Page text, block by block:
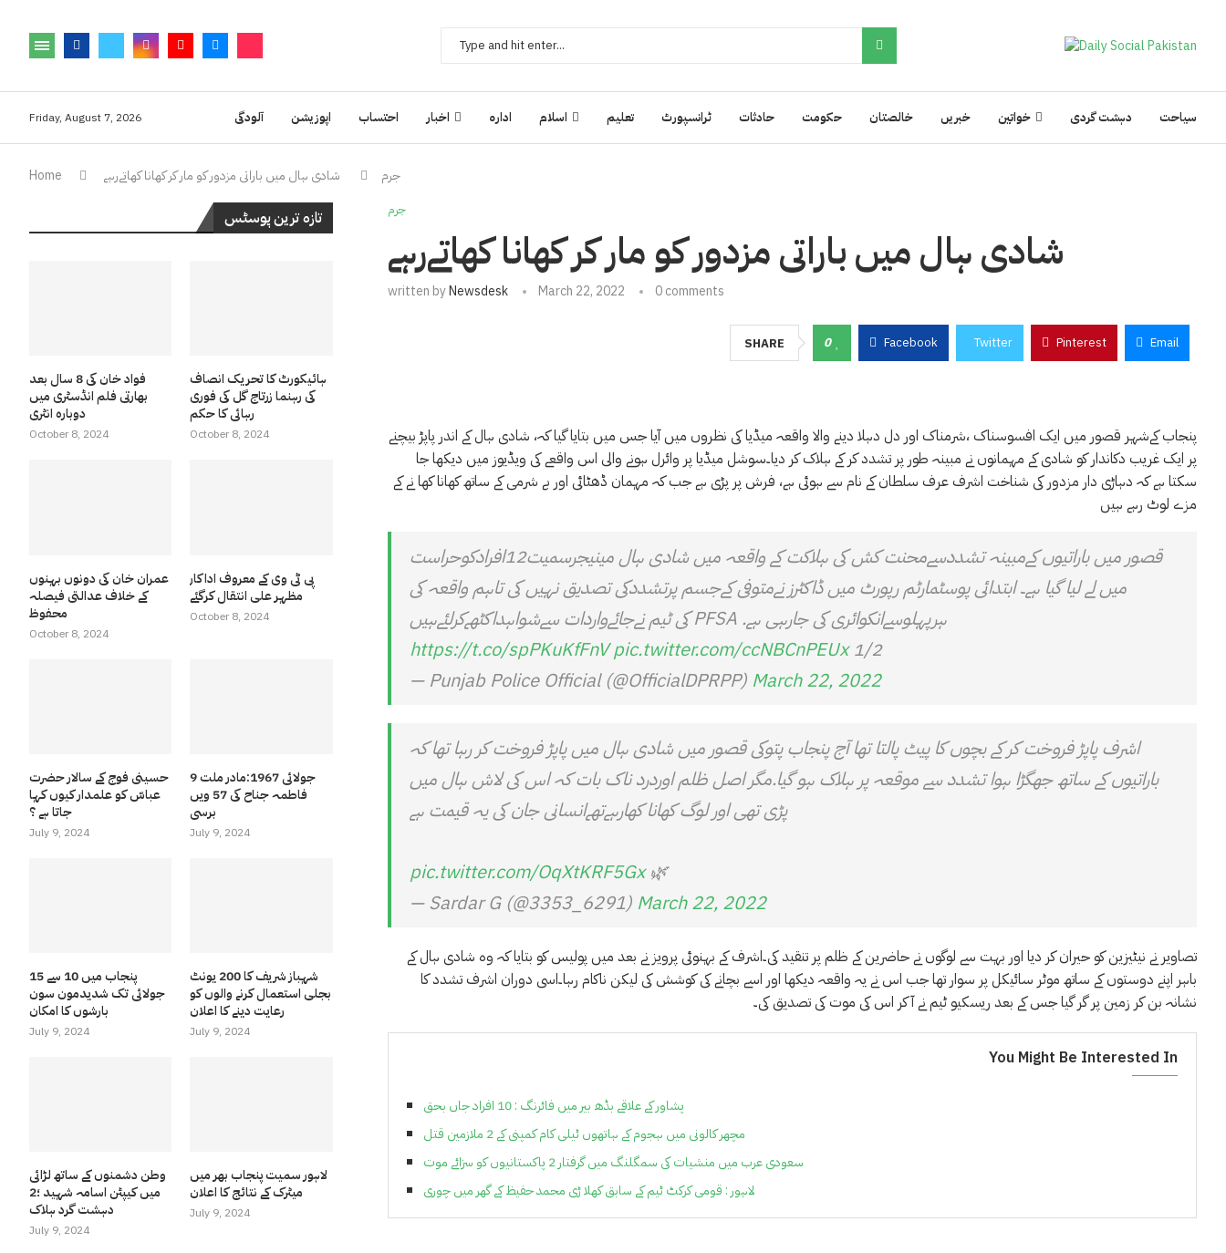
Friday, August 7, 2026 آلودگی اپوزیشن احتساب اخبار ادارہ اسلام تعلیم ٹرانسپورٹ حادثات حکومت خالصتان خبریں خواتین دہشت گردی سیاحت
Home جرم شادی ہال میں باراتی مزدور کو مار کر کھانا کھاتےرہے
جرم
شادی ہال میں باراتی مزدور کو مار کر کھانا کھاتےرہے
written byNewsdesk March 22, 2022 0 comments
SHARE 0 Facebook Twitter Pinterest Email
پنجاب کےشہر قصور میں ایک افسوسناک ،شرمناک اور دل دہلا دینے والا واقعہ میڈیا کی نظروں میں آیا جس میں بتایا گیا کہ، شادی ہال کے اندر پاپڑ بیچنے
پر ایک غریب دکاندار کو شادی کے مہمانوں نے مبینہ طور پر تشدد کر کے ہلاک کر دیا۔سوشل میڈیا پر وائرل ہونے والی اس واقعے کی ویڈیوز میں دیکھا جا
سکتا ہے کہ دہاڑی دار مزدور کی شناخت اشرف عرف سلطان کے نام سے ہوئی ہے، فرش پر پڑی ہے جب کہ مہمان ڈھٹائی اور بے شرمی کے ساتھ کھانا کھا نے کے
مزے لوٹ رہے ہیں
قصور میں باراتیوں کےمبینہ تشددسےمحنت کش کی ہلاکت کے واقعہ میں شادی ہال مینیجرسمیت12افرادکوحراست
میں لے لیا گیا ہے۔ ابتدائی پوسٹمارٹم رپورٹ میں ڈاکٹرز نےمتوفی کےجسم پرتشددکی تصدیق نہیں کی تاہم واقعہ کی
ہرپہلوسےانکوائری کی جارہی ہے. PFSA کی ٹیم نےجائےواردات سےشواہداکٹھےکرلئےہیں
1/2
https://t.co/spPKuKfFnV pic.twitter.com/ccNBCnPEUx
— Punjab Police Official (@OfficialDPRPP) March 22, 2022
اشرف پاپڑ فروخت کر کے بچوں کا پیٹ پالتا تھا آج پنجاب پتوکی قصور میں شادی ہال میں پاپڑ فروخت کر رہا تھا کہ
باراتیوں کے ساتھ جھگڑا ہوا تشدد سے موقعہ پر ہلاک ہو گیا.مگر اصل ظلم اوردرد ناک بات کہ اس کی لاش ہال میں
پڑی تھی اور لوگ کھانا کھارہےتھےانسانی جان کی یہ قیمت ہے
🌿
pic.twitter.com/OqXtKRF5Gx
— Sardar G (@3353_6291) March 22, 2022
تصاویر نے نیٹیزین کو حیران کر دیا اور بہت سے لوگوں نے حاضرین کے ظلم پر تنقید کی۔اشرف کے بہنوئی پرویز نے بعد میں پولیس کو بتایا کہ وہ شادی ہال کے
باہر اپنے دوستوں کے ساتھ موٹر سائیکل پر سوار تھا جب اس نے یہ واقعہ دیکھا اور اسے بچانے کی کوشش کی لیکن ناکام رہا۔اسی دوران اشرف تشدد کا
نشانہ بن کر زمین پر گر گیا جس کے بعد ریسکیو ٹیم نے آ کر اس کی موت کی تصدیق کی۔
You Might Be Interested In
پشاور کے علاقے بڈھ بیر میں فائرنگ : 10 افراد جاں بحق
مچھر کالونی میں ہجوم کے ہاتھوں ٹیلی کام کمپنی کے 2 ملازمین قتل
سعودی عرب میں منشیات کی سمگلنگ میں گرفتار 2 پاکستانیوں کو سزائے موت
لاہور : قومی کرکٹ ٹیم کے سابق کھلا ڑی محمد حفیظ کے گھر میں چوری
تازہ ترین پوسٹس
فواد خان کی 8 سال بعد
بھارتی فلم انڈسٹری میں
دوبارہ انٹری
October 8, 2024
ہائیکورٹ کا تحریک انصاف
کی رہنما زرتاج گل کی فوری
رہائی کا حکم
October 8, 2024
عمران خان کی دونوں بہنوں
کے خلاف عدالتی فیصلہ
محفوظ
October 8, 2024
پی ٹی وی کے معروف اداکار
مظہر علی انتقال کرگئے
October 8, 2024
حسینی فوج کے سالار حضرت
عباسّ کو علمدار کیوں کہا
جاتا ہے ؟
July 9, 2024
9 جولائی 1967:مادر ملت
فاطمہ جناح کی 57 ویں
برسی
July 9, 2024
پنجاب میں 10 سے 15
جولائی تک شدیدمون سون
بارشوں کا امکان
July 9, 2024
شہباز شریف کا 200 یونٹ
بجلی استعمال کرنے والوں کو
رعایت دینے کا اعلان
July 9, 2024
وطن دشمنوں کے ساتھ لڑائی
میں کیپٹن اسامہ شہید ؛2
دہشت گرد ہلاک
July 9, 2024
لاہور سمیت پنجاب بھر میں
میٹرک کے نتائج کا اعلان
July 9, 2024